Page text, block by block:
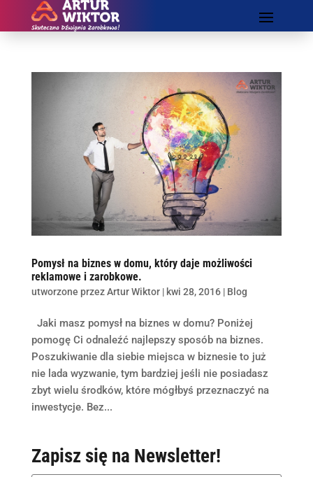
Pomysł na biznes w domu, który daje możliwości
reklamowe i zarobkowe.
utworzone przezArtur Wiktor| kwi 28, 2016| Blog
Jaki masz pomysł na biznes w domu? Poniżej
pomogę Ci odnaleźć najlepszy sposób na biznes.
Poszukiwanie dla siebie miejsca w biznesie to już
nie lada wyzwanie, tym bardziej jeśli nie posiadasz
zbyt wielu środków, które mógłbyś przeznaczyć na
inwestycje. Bez...
Zapisz się na Newsletter!